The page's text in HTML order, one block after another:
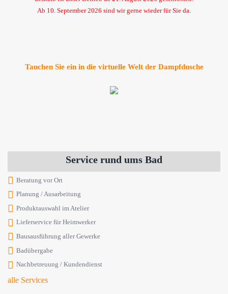
Ab 10. September 2026 sind wir gerne wieder für Sie da.
Tauchen Sie ein in die virtuelle Welt der Dampfdusche
Service rund ums Bad
Beratung vor Ort
Planung / Ausarbeitung
Produktauswahl im Atelier
Lieferservice für Heimwerker
Bausausführung aller Gewerke
Badübergabe
Nachbetreuung / Kundendienst
alle Services